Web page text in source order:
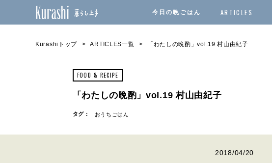
今日の晩ごはん ARTICLES
Kurashiトップ ARTICLES一覧 「わたしの晩酌」vol.19 村山由紀子
FOOD & RECIPE
「わたしの晩酌」vol.19 村山由紀子
タグ： おうちごはん
2018/04/20